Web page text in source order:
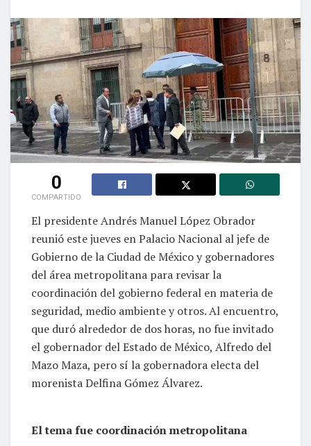
0
COMPARTIDO
El presidente Andrés Manuel López Obrador
reunió este jueves en Palacio Nacional al jefe de
Gobierno de la Ciudad de México y gobernadores
del área metropolitana para revisar la
coordinación del gobierno federal en materia de
seguridad, medio ambiente y otros. Al encuentro,
que duró alrededor de dos horas, no fue invitado
el gobernador del Estado de México, Alfredo del
Mazo Maza, pero sí la gobernadora electa del
morenista Delfina Gómez Álvarez.
El tema fue coordinación metropolitana